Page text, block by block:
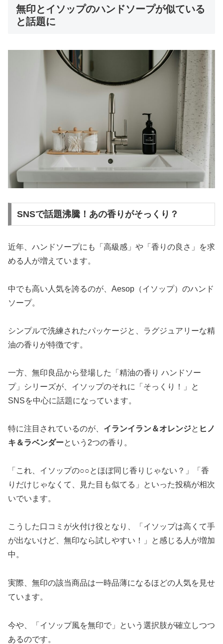
無印とイソップのハンドソープが似ている
と話題に
SNSで話題沸騰！あの香りがそっくり？
近年、ハンドソープにも「高級感」や「香りの良さ」を求
める人が増えています。
中でも高い人気を誇るのが、Aesop（イソップ）のハンド
ソープ。
シンプルで洗練されたパッケージと、ラグジュアリーな精
油の香りが特徴です。
一方、無印良品から登場した「精油の香り ハンドソー
プ」シリーズが、イソップのそれに「そっくり！」と
SNSを中心に話題になっています。
特に注目されているのが、 イランイラン＆オレンジと ヒノ
キ＆ラベンダーという2つの香り。
「これ、イソップの○○とほぼ同じ香りじゃない？」「香
りだけじゃなくて、見た目も似てる」といった投稿が相次
いでいます。
こうした口コミが火付け役となり、「イソップは高くて手
が出ないけど、無印なら試しやすい！」と感じる人が増加
中。
実際、無印の該当商品は一時品薄になるほどの人気を見せ
ています。
今や、「イソップ風を無印で」という選択肢が確立しつつ
あるのです。